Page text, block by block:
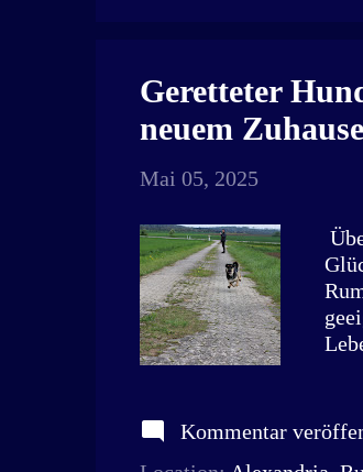
Geretteter
neuem Zuhause
Mai 05, 2025
Kommentar